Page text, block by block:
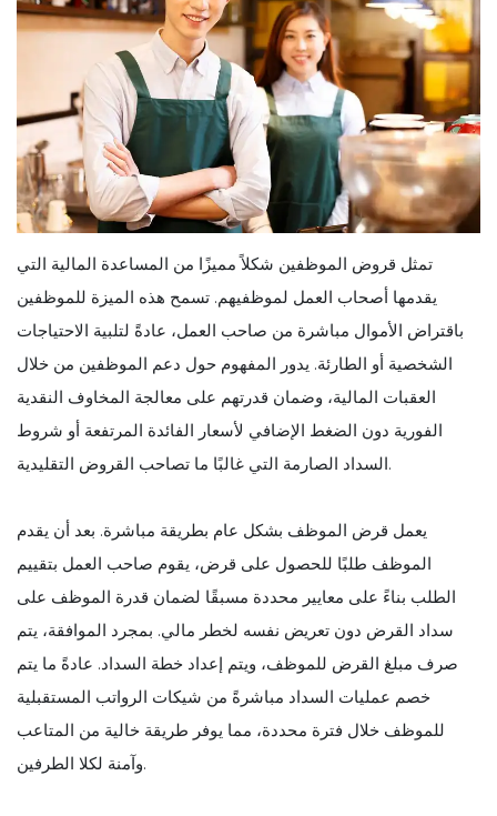
تمثل قروض الموظفين شكلاً مميزًا من المساعدة المالية التي
يقدمها أصحاب العمل لموظفيهم. تسمح هذه الميزة للموظفين
باقتراض الأموال مباشرة من صاحب العمل، عادةً لتلبية الاحتياجات
الشخصية أو الطارئة. يدور المفهوم حول دعم الموظفين من خلال
العقبات المالية، وضمان قدرتهم على معالجة المخاوف النقدية
الفورية دون الضغط الإضافي لأسعار الفائدة المرتفعة أو شروط
السداد الصارمة التي غالبًا ما تصاحب القروض التقليدية.
يعمل قرض الموظف بشكل عام بطريقة مباشرة. بعد أن يقدم
الموظف طلبًا للحصول على قرض، يقوم صاحب العمل بتقييم
الطلب بناءً على معايير محددة مسبقًا لضمان قدرة الموظف على
سداد القرض دون تعريض نفسه لخطر مالي. بمجرد الموافقة، يتم
صرف مبلغ القرض للموظف، ويتم إعداد خطة السداد. عادةً ما يتم
خصم عمليات السداد مباشرةً من شيكات الرواتب المستقبلية
للموظف خلال فترة محددة، مما يوفر طريقة خالية من المتاعب
وآمنة لكلا الطرفين.